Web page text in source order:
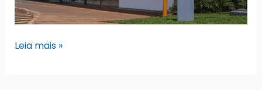
Tudo
Leia mais »